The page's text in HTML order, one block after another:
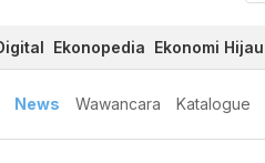
Ekonopedia Ekonomi Hijau
News Wawancara Katalogue